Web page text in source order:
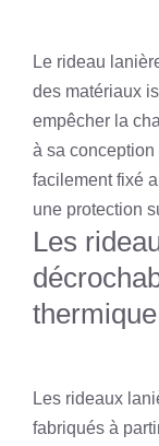
Le rideau
des matériaux
empêcher la
à sa
facilement fixé
une protection
Les
Les rideaux
fabriqués à